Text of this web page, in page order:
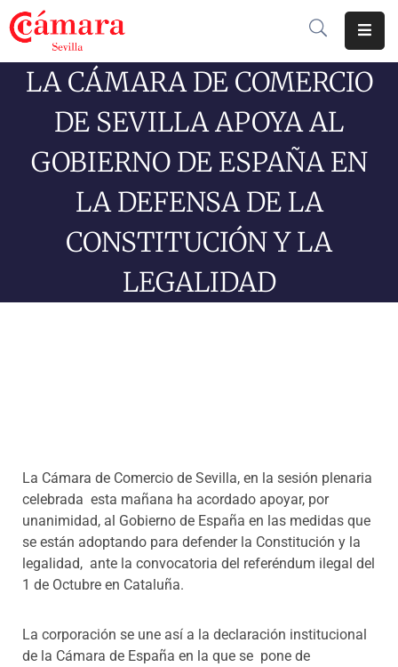
Cámara
Comercio
Soluciones
Formación
LA CÁMARA DE COMERCIO
DE SEVILLA APOYA AL
GOBIERNO DE ESPAÑA EN
LA DEFENSA DE LA
CONSTITUCIÓN Y LA
LEGALIDAD
La Cámara de Comercio de Sevilla, en la sesión plenaria
celebrada esta mañana ha acordado apoyar, por
unanimidad, al Gobierno de España en las medidas que
se están adoptando para defender la Constitución y la
legalidad, ante la convocatoria del referéndum ilegal del
1 de Octubre en Cataluña.
La corporación se une así a la declaración institucional
de la Cámara de España en la que se pone de